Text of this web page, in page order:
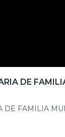
DE
DE FAMILIA